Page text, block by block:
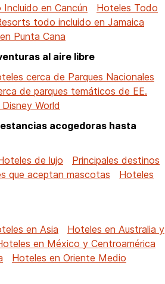
en Cancún
Hoteles Todo
todo incluido en Jamaica
Punta Cana
al aire libre
cerca de Parques Nacionales
de parques temáticos de EE.
World
acogedoras hasta
de lujo
Principales destinos
que aceptan mascotas
Hoteles
en Asia
Hoteles en Australia y
en México y Centroamérica
Hoteles en Oriente Medio